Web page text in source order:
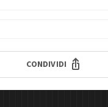
CONDIVIDI